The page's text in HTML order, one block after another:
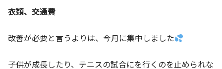
衣類、交通費
改善が必要と言うよりは、今月に集中しました
子供が成長したり、テニスの試合にを行くのを止められな